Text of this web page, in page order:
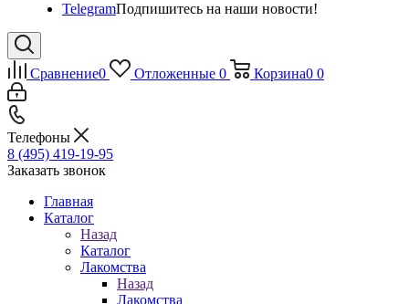
TelegramПодпишитесь на наши новости!
Сравнение0 Отложенные 0 Корзина0 0
Телефоны
8 (495) 419-19-95
Заказать звонок
Главная
Каталог
Назад
Каталог
Лакомства
Назад
Лакомства